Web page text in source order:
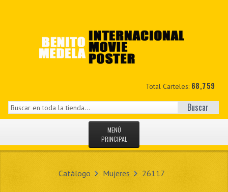
Total Carteles: 68,759
Buscar
MENÚ
PRINCIPAL
NOVEDADES
Catálogo Mujeres 26117